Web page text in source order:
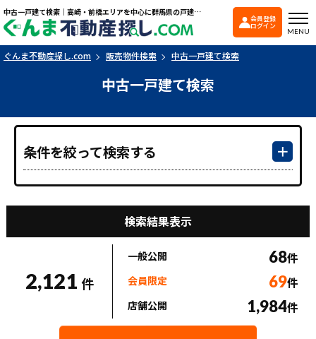
中古一戸建て検索｜高崎・前橋エリアを中心に群馬県の戸建て・マンションを探すなら「ぐんま不動産探し.com」
ぐんま不動産探し
会員登録
ログイン
MENU
ぐんま不動産探し.com 販売物件検索 中古一戸建て検索
中古一戸建て検索
条件を絞って検索する
検索結果表示
2,121 件
一般公開 68件
会員限定 69件
店舗公開 1,984件